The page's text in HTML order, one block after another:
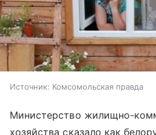
Источник: Комсомольская правда
Министерство жилищно-
хозяйства сказало как